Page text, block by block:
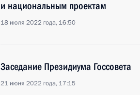
и национальным проектам
18 июля 2022 года, 16:50
Заседание Президиума Госсовета
21 июня 2022 года, 17:15